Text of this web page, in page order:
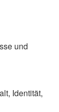
und
Identität,